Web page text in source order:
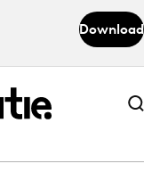
Download
Abonneer nu
Abonneer nu